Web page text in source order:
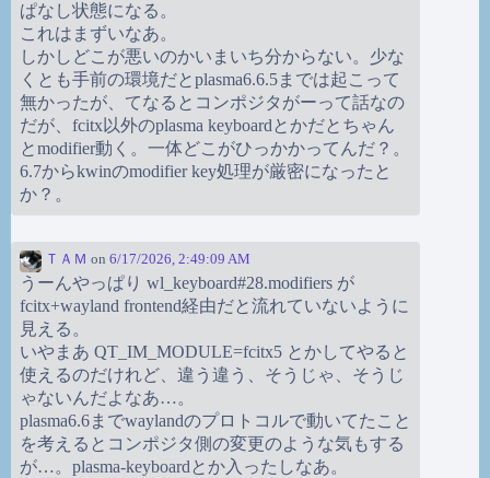
ぱなし状態になる。
これはまずいなあ。
しかしどこが悪いのかいまいち分からない。少な
くとも手前の環境だとplasma6.6.5までは起こって
無かったが、てなるとコンポジタがーって話なの
だが、fcitx以外のplasma keyboardとかだとちゃん
とmodifier動く。一体どこがひっかかってんだ？。
6.7からkwinのmodifier key処理が厳密になったと
か？。
ＴＡＭ on 6/17/2026, 2:49:09 AM
うーんやっぱり wl_keyboard#28.modifiers が
fcitx+wayland frontend経由だと流れていないように
見える。
いやまあ QT_IM_MODULE=fcitx5 とかしてやると
使えるのだけれど、違う違う、そうじゃ、そうじ
ゃないんだよなあ…。
plasma6.6までwaylandのプロトコルで動いてたこと
を考えるとコンポジタ側の変更のような気もする
が…。plasma-keyboardとか入ったしなあ。